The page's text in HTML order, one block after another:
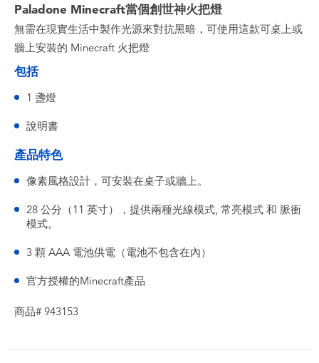
任天堂 Switch
盲盒
角色收藏
生活雜貨
Paladone Minecraft當個創世神火把燈
無需在現實生活中製作光源來對抗黑暗，可使用這款可桌上或
牆上安裝的 Minecraft 火把燈
包括
1 盞燈
說明書
產品特色
像素風格設計，可安裝在桌子或牆上。
28 公分（11 英寸），提供兩種光線模式, 常亮模式 和 脈衝
模式。
3 顆 AAA 電池供電（電池不包含在內）
官方授權的Minecraft產品
商品# 943153